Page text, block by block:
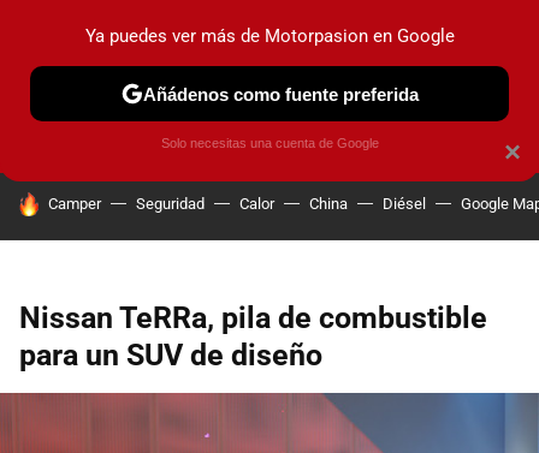
PRUEBAS COCHES ELÉCTRICOS OBSERVATORIO
HOY SE HABLA DE
Camper Seguridad Calor China Diésel Google
Nissan TeRRa, pila de combustible
para un SUV de diseño
×
Ya puedes ver más de Motorpasion en Google
Añádenos como fuente preferida
Solo necesitas una cuenta de Google